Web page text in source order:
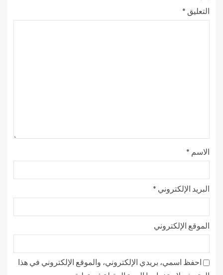
التعليق *
الاسم *
البريد الإلكتروني *
الموقع الإلكتروني
احفظ اسمي، بريدي الإلكتروني، والموقع الإلكتروني في هذا